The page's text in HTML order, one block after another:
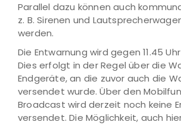
Parallel dazu können auch
z. B. Sirenen und
werden.
Die Entwarnung wird gegen 11.45
Dies erfolgt in der Regel über die
Endgeräte, an die zuvor auch die
versendet wurde. Über den
Broadcast wird derzeit noch keine
versendet. Die Möglichkeit, auch